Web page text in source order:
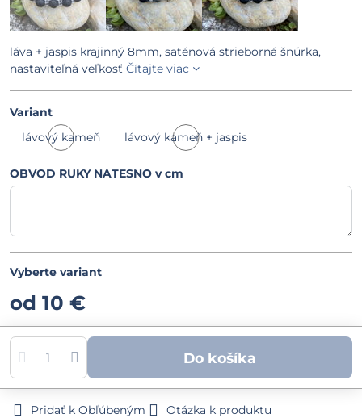
láva + jaspis krajinný 8mm, saténová strieborná šnúrka,
nastaviteľná veľkosť Čítajte viac
Variant
lávový kameň
lávový kameň + jaspis
OBVOD RUKY NATESNO v cm
Vyberte variant
od 10 €
Do košíka
Pridať k Obľúbeným
Otázka k produktu